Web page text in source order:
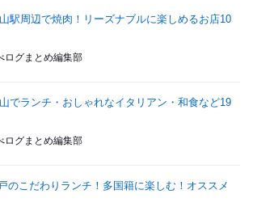
駅周辺で焼肉！リーズナブルに楽しめるお店10
ログまとめ編集部
でランチ・おしゃれなイタリアン・和食など19
ログまとめ編集部
のこだわりランチ！多国籍に楽しむ！オススメ